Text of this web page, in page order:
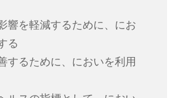
響を軽減するために、にお
る
するために、においを利用